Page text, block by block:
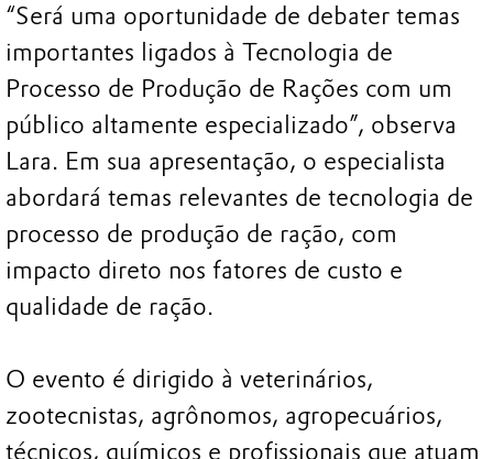
“Será uma oportunidade de debater temas
importantes ligados à Tecnologia de
Processo de Produção de Rações com um
público altamente especializado”, observa
Lara. Em sua apresentação, o especialista
abordará temas relevantes de tecnologia de
processo de produção de ração, com
impacto direto nos fatores de custo e
qualidade de ração.
O evento é dirigido à veterinários,
zootecnistas, agrônomos, agropecuários,
técnicos, químicos e profissionais que atuam